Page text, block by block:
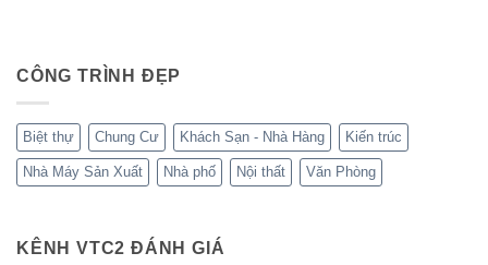
CÔNG TRÌNH ĐẸP
Biệt thự Chung Cư Khách Sạn - Nhà Hàng Kiến trúc
Nhà Máy Sản Xuất Nhà phố Nội thất Văn Phòng
KÊNH VTC2 ĐÁNH GIÁ